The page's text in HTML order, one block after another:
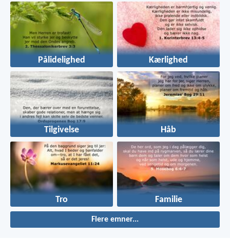
Pålidelighed Kærlighed
Tilgivelse Håb
Tro Familie
Flere emner...